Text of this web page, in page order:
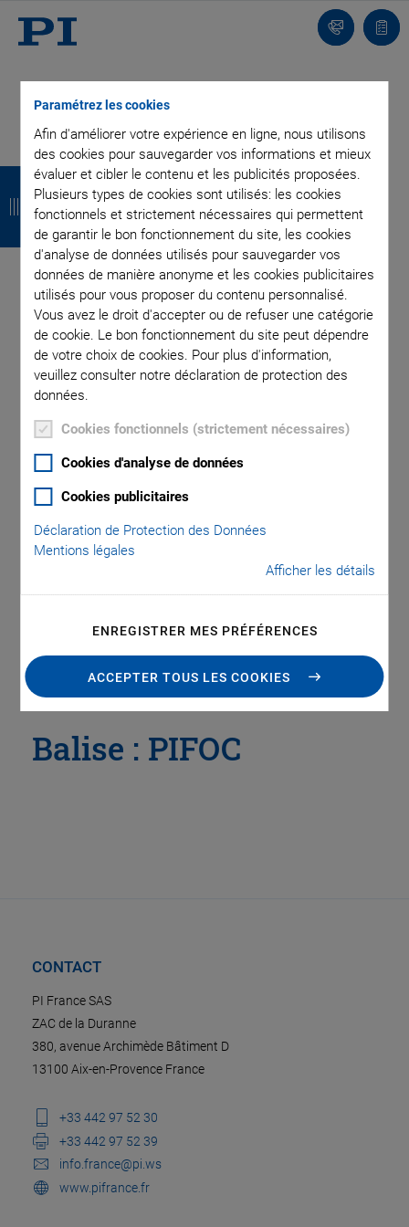
Paramétrez les cookies
Afin d'améliorer votre expérience en ligne, nous utilisons
des cookies pour sauvegarder vos informations et mieux
évaluer et cibler le contenu et les publicités proposées.
Plusieurs types de cookies sont utilisés: les cookies
fonctionnels et strictement nécessaires qui permettent
de garantir le bon fonctionnement du site, les cookies
d'analyse de données utilisés pour sauvegarder vos
données de manière anonyme et les cookies publicitaires
utilisés pour vous proposer du contenu personnalisé.
Vous avez le droit d'accepter ou de refuser une catégorie
de cookie. Le bon fonctionnement du site peut dépendre
de votre choix de cookies. Pour plus d'information,
veuillez consulter notre déclaration de protection des
données.
Cookies fonctionnels (strictement nécessaires)
Cookies d'analyse de données
Cookies publicitaires
Déclaration de Protection des Données
Mentions légales
Afficher les détails
ENREGISTRER MES PRÉFÉRENCES
ACCEPTER TOUS LES COOKIES
Contact
INSCRIVEZ-VOUS À NOTRE BLOG
Catégories
Application Astronomy Company
Industrial Automation
Microscopy
Nanopositioning
Balise : PIFOC
CONTACT
PI France SAS
ZAC de la Duranne
380, avenue Archimède Bâtiment D
13100 Aix-en-Provence France
+33 442 97 52 30
+33 442 97 52 39
info.france@pi.ws
www.pifrance.fr
R
e
t
o
u
r
R
e
t
o
u
r
R
e
t
o
u
r
R
e
t
o
u
r